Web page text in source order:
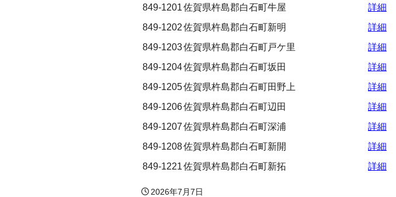
849-1201佐賀県杵島郡白石町牛屋
詳細
849-1202佐賀県杵島郡白石町新明
詳細
849-1203佐賀県杵島郡白石町戸ケ里
詳細
849-1204佐賀県杵島郡白石町坂田
詳細
849-1205佐賀県杵島郡白石町田野上
詳細
849-1206佐賀県杵島郡白石町辺田
詳細
849-1207佐賀県杵島郡白石町深浦
詳細
849-1208佐賀県杵島郡白石町新開
詳細
849-1221佐賀県杵島郡白石町新拓 詳細
2026年7月7日